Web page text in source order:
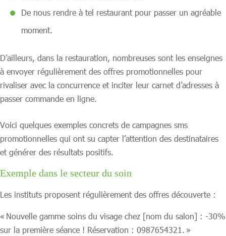
De nous rendre à tel restaurant pour passer un agréable
moment.
D’ailleurs, dans la restauration, nombreuses sont les enseignes
à envoyer régulièrement des offres promotionnelles pour
rivaliser avec la concurrence et inciter leur carnet d’adresses à
passer commande en ligne.
Voici quelques exemples concrets de campagnes sms
promotionnelles qui ont su capter l’attention des destinataires
et générer des résultats positifs.
Exemple dans le secteur du soin
Les instituts proposent régulièrement des offres découverte :
« Nouvelle gamme soins du visage chez [nom du salon] : -30%
sur la première séance ! Réservation : 0987654321. »